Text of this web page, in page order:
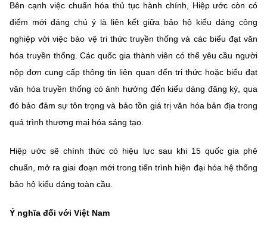
Bên cạnh việc chuẩn hóa thủ tục hành chính, Hiệp ước còn có
điểm mới đáng chú ý là liên kết giữa bảo hộ kiểu dáng công
nghiệp với việc bảo vệ tri thức truyền thống và các biểu đạt văn
hóa truyền thống. Các quốc gia thành viên có thể yêu cầu người
nộp đơn cung cấp thông tin liên quan đến tri thức hoặc biểu đạt
văn hóa truyền thống có ảnh hưởng đến kiểu dáng đăng ký, qua
đó bảo đảm sự tôn trọng và bảo tồn giá trị văn hóa bản địa trong
quá trình thương mại hóa sáng tạo.
Hiệp ước sẽ chính thức có hiệu lực sau khi 15 quốc gia phê
chuẩn, mở ra giai đoạn mới trong tiến trình hiện đại hóa hệ thống
bảo hộ kiểu dáng toàn cầu.
Ý nghĩa đối với Việt Nam